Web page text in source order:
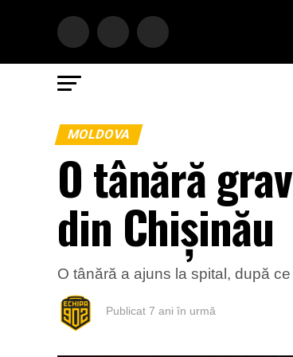
MOLDOVA
O tânără
din Chișinău
O tânără a ajuns la spital, după
Publicat 7 ani în urmă